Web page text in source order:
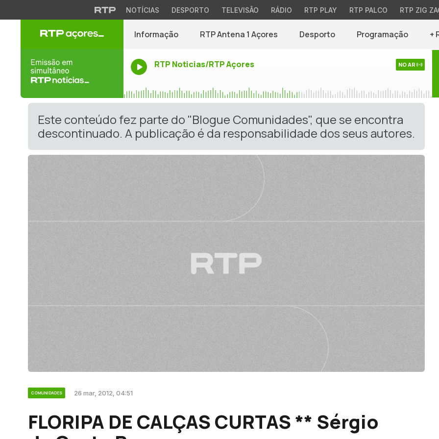
NOTÍCIAS DESPORTO TELEVISÃO RÁDIO RTP PLAY RTP PALCO RTP ZIG
Informação RTP Antena 1 Açores Desporto Programação +
RTP Noticias/RTP Açores NO AR
Este conteúdo fez parte do "Blogue Comunidades", que se encontra
descontinuado. A publicação é da responsabilidade dos seus autores.
COMUNIDADES 26 mar, 2012, 04:51
FLORIPA DE CALÇAS CURTAS ** Sérgio